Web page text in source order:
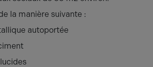
la manière suivante :
autoportée